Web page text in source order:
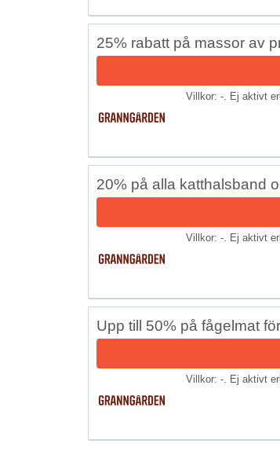
25% rabatt på massor av
Villkor: -. Ej aktivt
20% på alla katthalsband
Villkor: -. Ej aktivt
Upp till 50% på fågelmat
Villkor: -. Ej aktivt